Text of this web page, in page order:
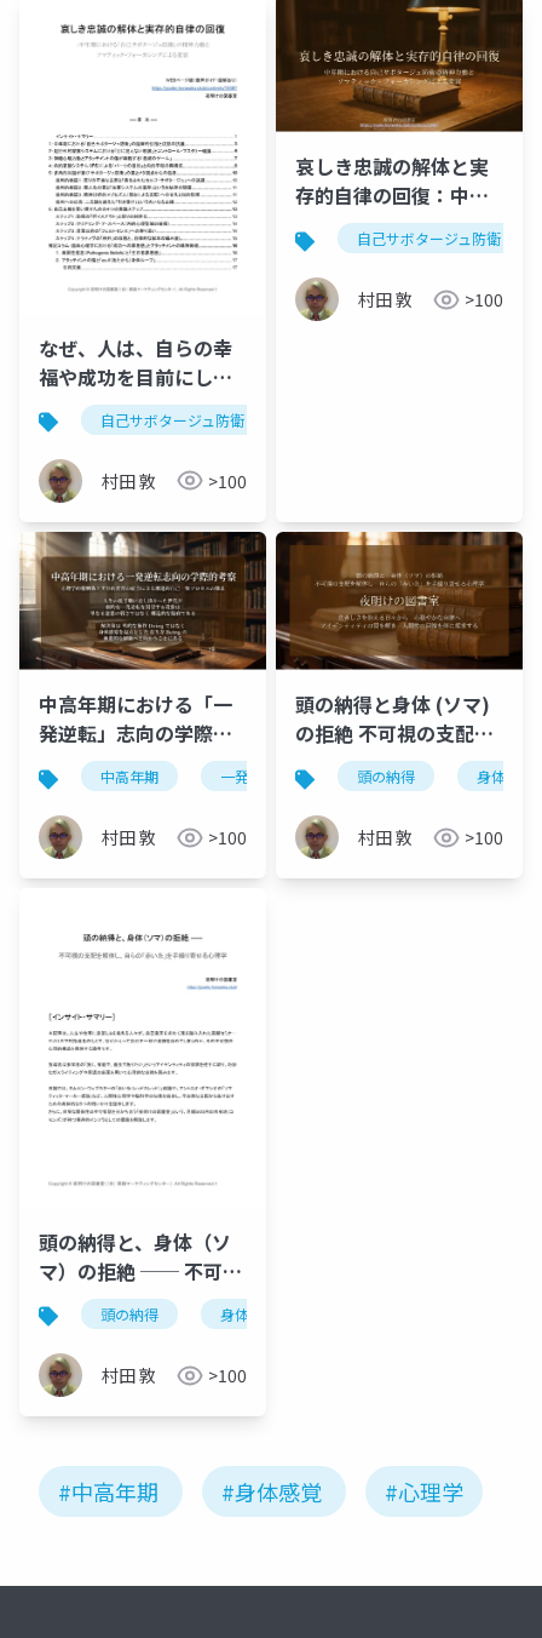
なぜ、人は、自らの幸
福や成功を目前にし
て、それを自ら破壊し
てしまうのか：哀しき
忠誠の解体と実存的自
律の回復
自己サボタージュ防衛
村田 敦 >100
哀しき忠誠の解体と実
存的自律の回復：中年
期における「自己サボ
タージュ防衛」の精神
力動とソマティック・
フォーカシングによる
自己サボタージュ防衛
村田 敦 >100
中高年期における「一
発逆転」志向の学際的
考察：心理学的報酬系
と実存的変容の統合に
よる漸進的「自己一
致」プロセスの探求
中高年期 一発逆転志向 報酬予測誤差
村田 敦 >100
頭の納得と身体 (ソマ)
の拒絶 不可視の支配を
解体し自らの「赤い
糸」を手繰り寄せる心
理学
頭の納得 身体の拒
村田 敦 >100
頭の納得と、身体（ソ
マ）の拒絶 ── 不可視
の支配を解体し、自ら
の「赤い糸」を手繰り
寄せる心理学
頭の納得 身体の拒絶
村田 敦 >100
#中高年期 #身体感覚 #心理学